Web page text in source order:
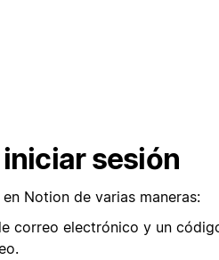
sesión
Notion de varias maneras:
correo electrónico y un